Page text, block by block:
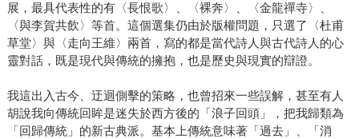
展，最具代表性的有〈長恨歌〉、〈裸奔〉、〈金龍禪寺〉、
〈與李賀共飲〉等首。這個選集仍由於版權問題，只選了〈杜甫
草堂〉與〈走向王維〉兩首，寫的都是當代詩人與古代詩人的心
靈對話，既是現代與傳統的擁抱，也是歷史與現實的辯證。
我這出入古今、迂迴側擊的策略，也曾招來一些誤解，甚至有人
胡說我向傳統回眸是迷失於西方後的「浪子回頭」，把我歸類為
「回歸傳統」的新古典派。基本上傳統意味著「過去」、「消